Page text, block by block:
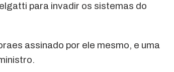
para invadir os sistemas do
assinado por ele mesmo, e uma